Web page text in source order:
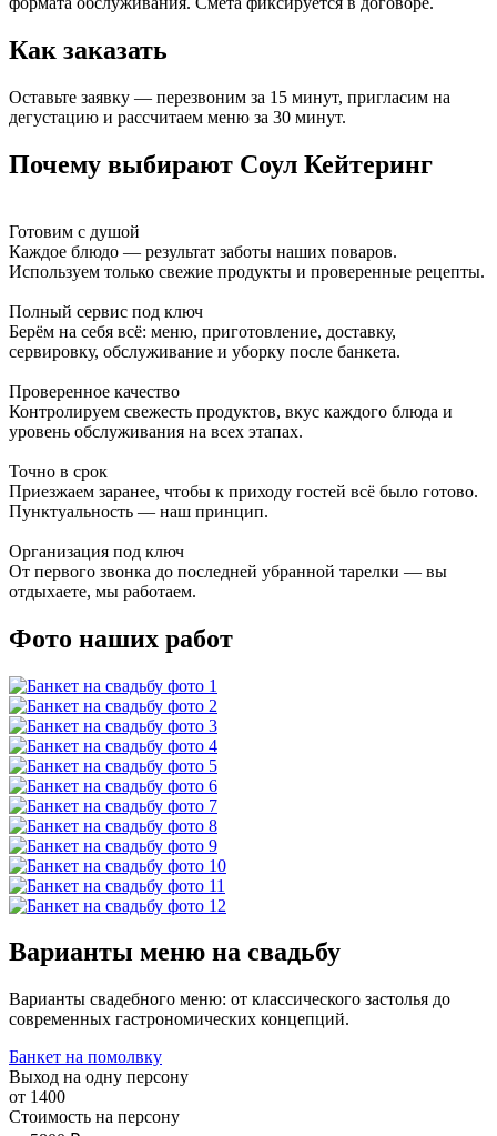
Как заказать
Оставьте заявку — перезвоним за 15 минут, пригласим на
дегустацию и рассчитаем меню за 30 минут.
Почему выбирают Соул Кейтеринг
Готовим с душой
Каждое блюдо — результат заботы наших поваров.
Используем только свежие продукты и проверенные рецепты.
Полный сервис под ключ
Берём на себя всё: меню, приготовление, доставку,
сервировку, обслуживание и уборку после банкета.
Проверенное качество
Контролируем свежесть продуктов, вкус каждого блюда и
уровень обслуживания на всех этапах.
Точно в срок
Приезжаем заранее, чтобы к приходу гостей всё было готово.
Пунктуальность — наш принцип.
Организация под ключ
От первого звонка до последней убранной тарелки — вы
отдыхаете, мы работаем.
Фото наших работ
Варианты меню на свадьбу
Варианты свадебного меню: от классического застолья до
современных гастрономических концепций.
Банкет на помолвку
Выход на одну персону
от 1400
Стоимость на персону